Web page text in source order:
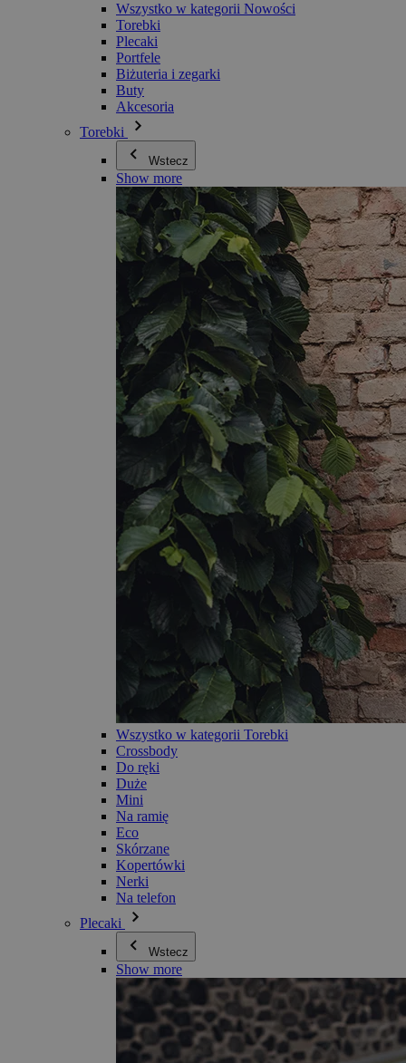
Wszystko w kategorii Nowości
Torebki
Plecaki
Portfele
Biżuteria i zegarki
Buty
Akcesoria
Torebki
Wstecz
Show more
Wszystko w kategorii Torebki
Crossbody
Do ręki
Duże
Mini
Na ramię
Eco
Skórzane
Kopertówki
Nerki
Na telefon
Plecaki
Wstecz
Show more